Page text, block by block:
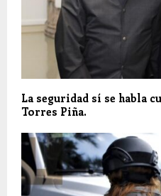
La seguridad sí se habla
Torres Piña.